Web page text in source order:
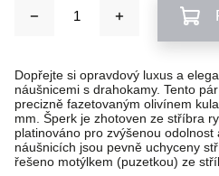
Dopřejte si opravdový luxus a
náušnicemi s drahokamy. Tento
precizně fazetovaným olivínem
mm. Šperk je zhotoven ze stříbra
platinováno pro zvýšenou odolnost
náušnicích jsou pevně uchyceny
řešeno motýlkem (puzetkou) ze